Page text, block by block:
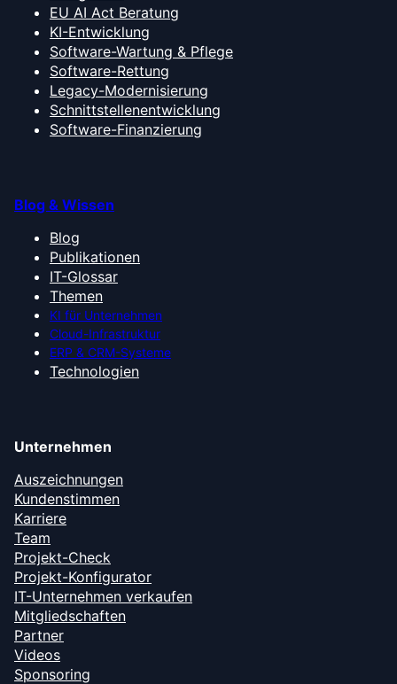
EU AI Act Beratung
KI-Entwicklung
Software-Wartung & Pflege
Software-Rettung
Legacy-Modernisierung
Schnittstellenentwicklung
Software-Finanzierung
Blog & Wissen
Blog
Publikationen
IT-Glossar
Themen
KI für Unternehmen
Cloud-Infrastruktur
ERP & CRM-Systeme
Technologien
Unternehmen
Auszeichnungen
Kundenstimmen
Karriere
Team
Projekt-Check
Projekt-Konfigurator
IT-Unternehmen verkaufen
Mitgliedschaften
Partner
Videos
Sponsoring